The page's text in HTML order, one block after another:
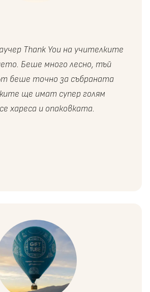
Thank You на учителките
Беше много лесно, тъй
беше точно за събраната
ще имат супер голям
хареса и опаковката.